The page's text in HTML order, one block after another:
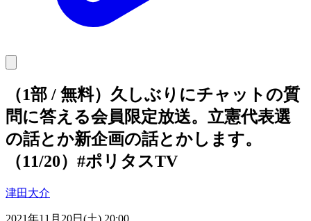
（1部 / 無料）久しぶりにチャットの質
問に答える会員限定放送。立憲代表選
の話とか新企画の話とかします。
（11/20）#ポリタスTV
津田大介
2021年11月20日(土) 20:00